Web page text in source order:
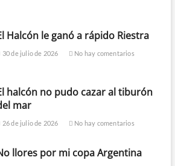
Halcón le ganó a rápido Riestra
30 de julio de 2026 No hay comentarios
halcón no pudo cazar al tiburón
mar
26 de julio de 2026 No hay comentarios
llores por mi copa Argentina